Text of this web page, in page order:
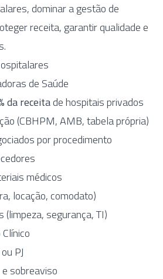
dominar a gestão de
receita, garantir qualidade e
de Saúde
da receitade hospitais privados
(CBHPM, AMB, tabela própria)
por procedimento
médicos
locação, comodato)
(limpeza, segurança, TI)
PJ
sobreaviso